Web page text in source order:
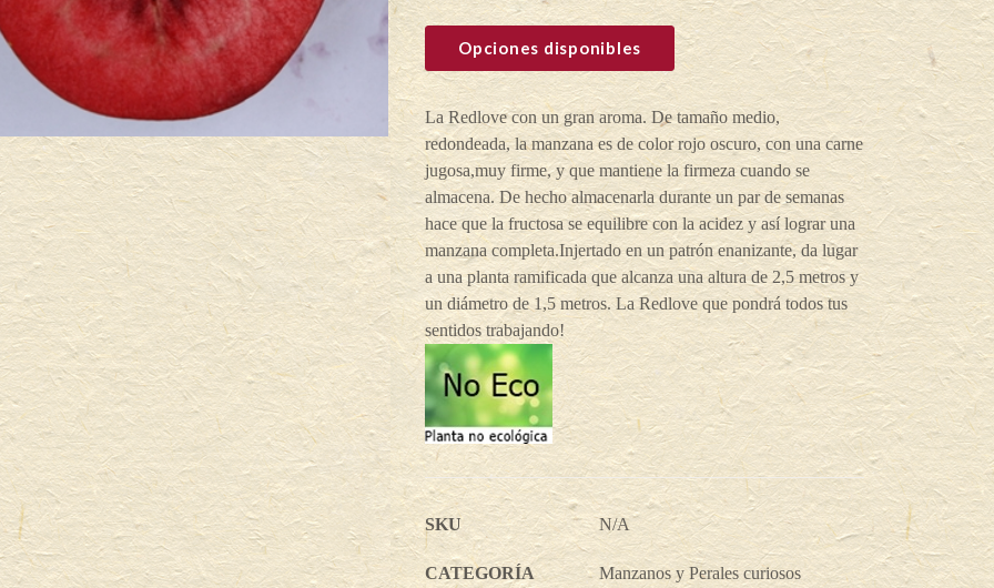
Opciones disponibles
La Redlove con un gran aroma. De tamaño medio,
redondeada, la manzana es de color rojo oscuro, con una carne
jugosa,muy firme, y que mantiene la firmeza cuando se
almacena. De hecho almacenarla durante un par de semanas
hace que la fructosa se equilibre con la acidez y así lograr una
manzana completa.Injertado en un patrón enanizante, da lugar
a una planta ramificada que alcanza una altura de 2,5 metros y
un diámetro de 1,5 metros. La Redlove que pondrá todos tus
sentidos trabajando!
SKU N/A
CATEGORÍA Manzanos y Perales curiosos